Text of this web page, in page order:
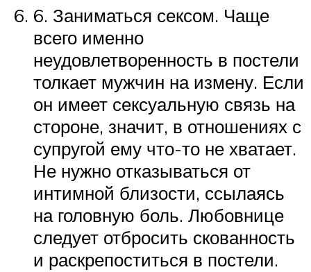
6. Заниматься сексом. Чаще
всего именно
неудовлетворенность в постели
толкает мужчин на измену. Если
он имеет сексуальную связь на
стороне, значит, в отношениях с
супругой ему что-то не хватает.
Не нужно отказываться от
интимной близости, ссылаясь
на головную боль. Любовнице
следует отбросить скованность
и раскрепоститься в постели.